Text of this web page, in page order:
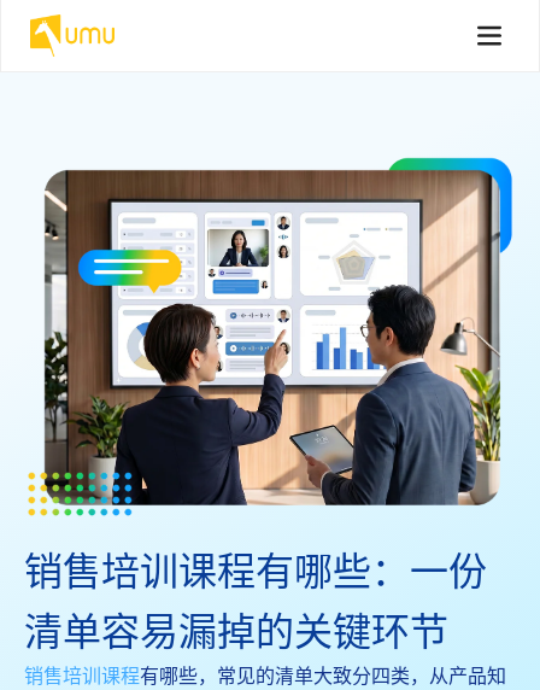
销售培训课程有哪些：一份
清单容易漏掉的关键环节
销售培训课程有哪些，常见的清单大致分四类，从产品知